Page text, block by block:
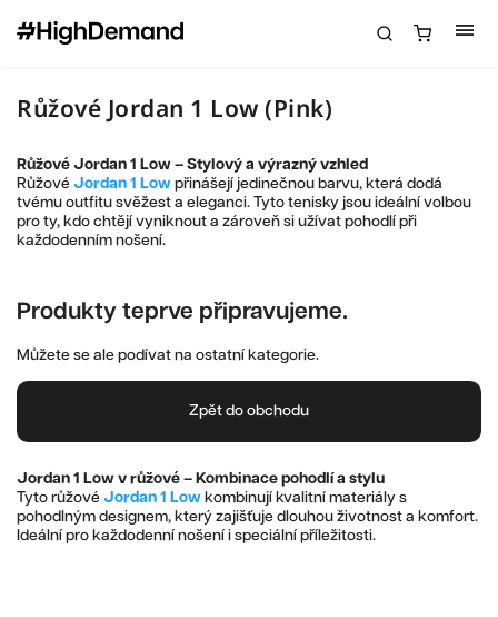
Růžové Jordan 1 Low (Pink)
Růžové Jordan 1 Low – Stylový a výrazný vzhled
Růžové Jordan 1 Low přinášejí jedinečnou barvu, která dodá
tvému outfitu svěžest a eleganci. Tyto tenisky jsou ideální volbou
pro ty, kdo chtějí vyniknout a zároveň si užívat pohodlí při
každodenním nošení.
Produkty teprve připravujeme.
Můžete se ale podívat na ostatní kategorie.
Zpět do obchodu
Jordan 1 Low v růžové – Kombinace pohodlí a stylu
Tyto růžové Jordan 1 Low kombinují kvalitní materiály s
pohodlným designem, který zajišťuje dlouhou životnost a komfort.
Ideální pro každodenní nošení i speciální příležitosti.